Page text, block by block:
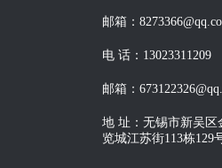
邮箱：
电 话：13023311209
邮箱：
地 址：无锡市新吴区
览城江苏街113栋129